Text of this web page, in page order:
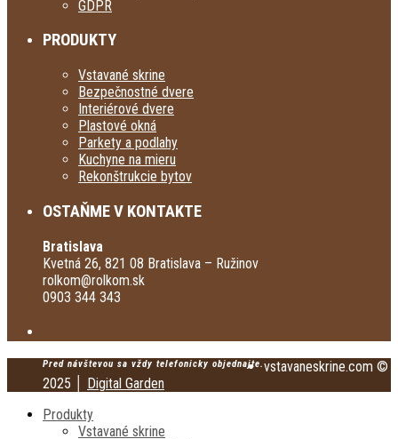
GDPR
PRODUKTY
Vstavané skrine
Bezpečnostné dvere
Interiérové dvere
Plastové okná
Parkety a podlahy
Kuchyne na mieru
Rekonštrukcie bytov
OSTAŇME V KONTAKTE
Bratislava
Kvetná 26, 821 08 Bratislava – Ružinov
rolkom@rolkom.sk
0903 344 343
Pred návštevou sa vždy telefonicky objednajte.vstavaneskrine.com ©
2025 │ Digital Garden
Produkty
Vstavané skrine